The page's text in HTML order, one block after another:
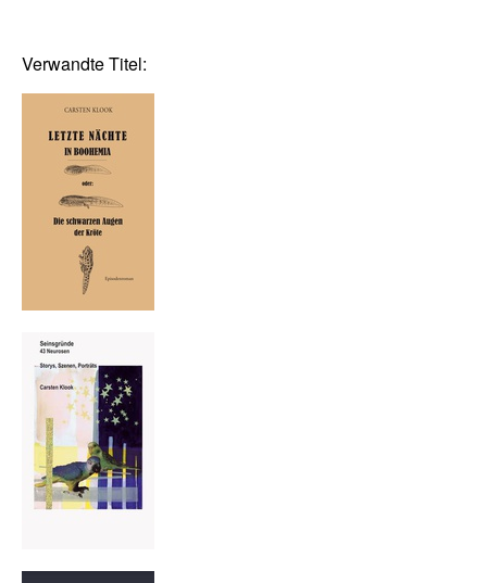
Verwandte Titel: